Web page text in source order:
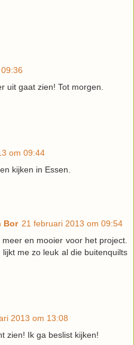
uit gaat zien! Tot morgen.
om 09:44
kijken in Essen.
Bor 21 februari 2013 om 09:54
en mooier voor het project.
me zo leuk al die buitenquilts
2013 om 13:08
zien! Ik ga beslist kijken!